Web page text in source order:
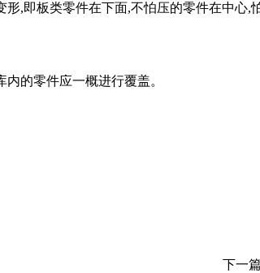
板类零件在下面,不怕压的零件在中心,
的零件应一概进行覆盖。
下一篇